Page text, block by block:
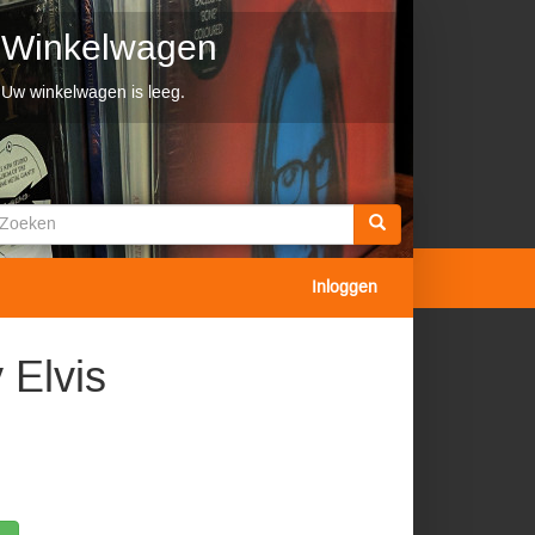
Winkelwagen
Uw winkelwagen is leeg.
Inloggen
Elvis